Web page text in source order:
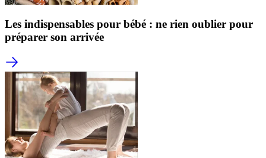
Les indispensables pour bébé : ne rien oublier pour
préparer son arrivée